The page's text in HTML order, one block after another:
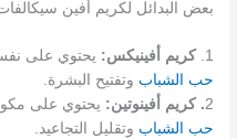
بعض البدائل لكريم أفين
1. كريم أفينيكس: يحتوي على
حب الشباب وتفتيح البشرة.
2. كريم أفينوتين: يحتوي على
حب الشباب وتقليل التجاعيد.